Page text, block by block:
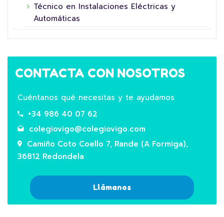
Técnico en Instalaciones Eléctricas y
Automáticas
CONTACTA CON NOSOTROS
Cuéntanos qué necesitas y te ayudamos
+34 986 40 07 62
colegiovigo@colegiovigo.com
Camiño Coto Coello 7, Rande (A Formiga),
36812 Redondela
Llámanos